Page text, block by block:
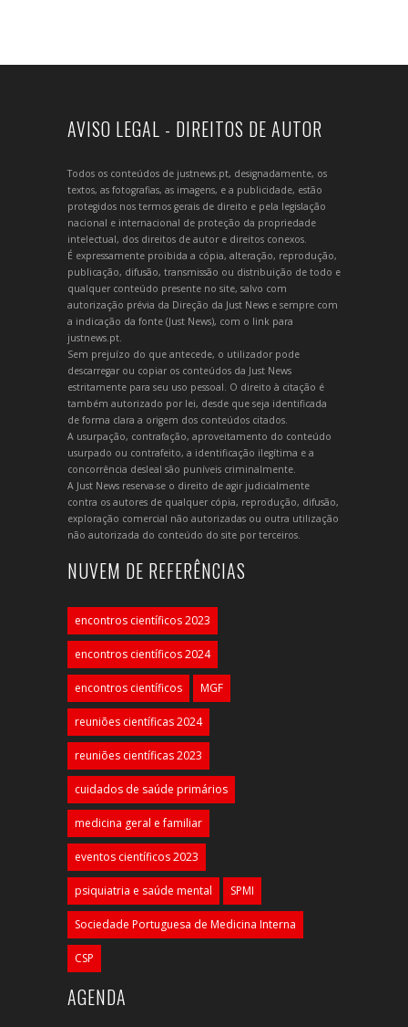
AVISO LEGAL - DIREITOS DE AUTOR
Todos os conteúdos de justnews.pt, designadamente, os
textos, as fotografias, as imagens, e a publicidade, estão
protegidos nos termos gerais de direito e pela legislação
nacional e internacional de proteção da propriedade
intelectual, dos direitos de autor e direitos conexos.
É expressamente proibida a cópia, alteração, reprodução,
publicação, difusão, transmissão ou distribuição de todo e
qualquer conteúdo presente no site, salvo com
autorização prévia da Direção da Just News e sempre com
a indicação da fonte (Just News), com o link para
justnews.pt.
Sem prejuízo do que antecede, o utilizador pode
descarregar ou copiar os conteúdos da Just News
estritamente para seu uso pessoal. O direito à citação é
também autorizado por lei, desde que seja identificada
de forma clara a origem dos conteúdos citados.
A usurpação, contrafação, aproveitamento do conteúdo
usurpado ou contrafeito, a identificação ilegítima e a
concorrência desleal são puníveis criminalmente.
A Just News reserva-se o direito de agir judicialmente
contra os autores de qualquer cópia, reprodução, difusão,
exploração comercial não autorizadas ou outra utilização
não autorizada do conteúdo do site por terceiros.
NUVEM DE REFERÊNCIAS
encontros científicos 2023
encontros científicos 2024
encontros científicos MGF
reuniões científicas 2024
reuniões científicas 2023
cuidados de saúde primários
medicina geral e familiar
eventos científicos 2023
psiquiatria e saúde mental SPMI
Sociedade Portuguesa de Medicina Interna
CSP
AGENDA